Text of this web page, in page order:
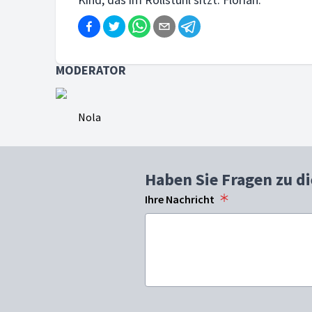
MODERATOR
Nola
Haben Sie Fragen zu
Ihre Nachricht